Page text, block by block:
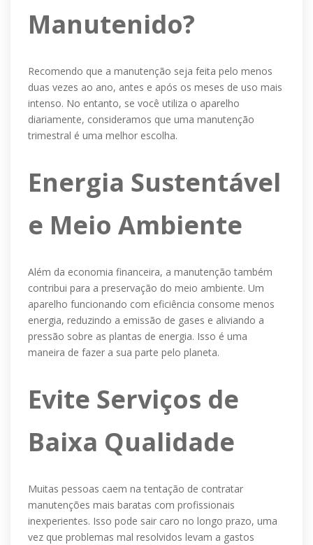
Manutenido?
Recomendo que a manutenção seja feita pelo menos
duas vezes ao ano, antes e após os meses de uso mais
intenso. No entanto, se você utiliza o aparelho
diariamente, consideramos que uma manutenção
trimestral é uma melhor escolha.
Energia Sustentável
e Meio Ambiente
Além da economia financeira, a manutenção também
contribui para a preservação do meio ambiente. Um
aparelho funcionando com eficiência consome menos
energia, reduzindo a emissão de gases e aliviando a
pressão sobre as plantas de energia. Isso é uma
maneira de fazer a sua parte pelo planeta.
Evite Serviços de
Baixa Qualidade
Muitas pessoas caem na tentação de contratar
manutenções mais baratas com profissionais
inexperientes. Isso pode sair caro no longo prazo, uma
vez que problemas mal resolvidos levam a gastos